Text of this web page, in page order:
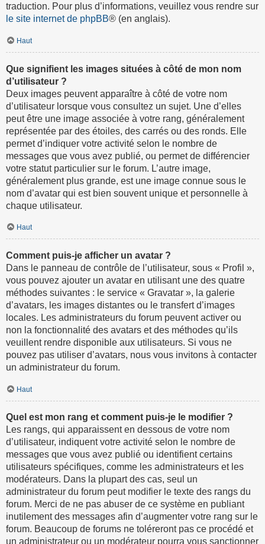
traduction. Pour plus d’informations, veuillez vous rendre sur
le site internet de phpBB® (en anglais).
Haut
Que signifient les images situées à côté de mon nom
d’utilisateur ?
Deux images peuvent apparaître à côté de votre nom
d’utilisateur lorsque vous consultez un sujet. Une d’elles
peut être une image associée à votre rang, généralement
représentée par des étoiles, des carrés ou des ronds. Elle
permet d’indiquer votre activité selon le nombre de
messages que vous avez publié, ou permet de différencier
votre statut particulier sur le forum. L’autre image,
généralement plus grande, est une image connue sous le
nom d’avatar qui est bien souvent unique et personnelle à
chaque utilisateur.
Haut
Comment puis-je afficher un avatar ?
Dans le panneau de contrôle de l’utilisateur, sous « Profil »,
vous pouvez ajouter un avatar en utilisant une des quatre
méthodes suivantes : le service « Gravatar », la galerie
d’avatars, les images distantes ou le transfert d’images
locales. Les administrateurs du forum peuvent activer ou
non la fonctionnalité des avatars et des méthodes qu’ils
veuillent rendre disponible aux utilisateurs. Si vous ne
pouvez pas utiliser d’avatars, nous vous invitons à contacter
un administrateur du forum.
Haut
Quel est mon rang et comment puis-je le modifier ?
Les rangs, qui apparaissent en dessous de votre nom
d’utilisateur, indiquent votre activité selon le nombre de
messages que vous avez publié ou identifient certains
utilisateurs spécifiques, comme les administrateurs et les
modérateurs. Dans la plupart des cas, seul un
administrateur du forum peut modifier le texte des rangs du
forum. Merci de ne pas abuser de ce système en publiant
inutilement des messages afin d’augmenter votre rang sur le
forum. Beaucoup de forums ne toléreront pas ce procédé et
un administrateur ou un modérateur pourra vous sanctionner